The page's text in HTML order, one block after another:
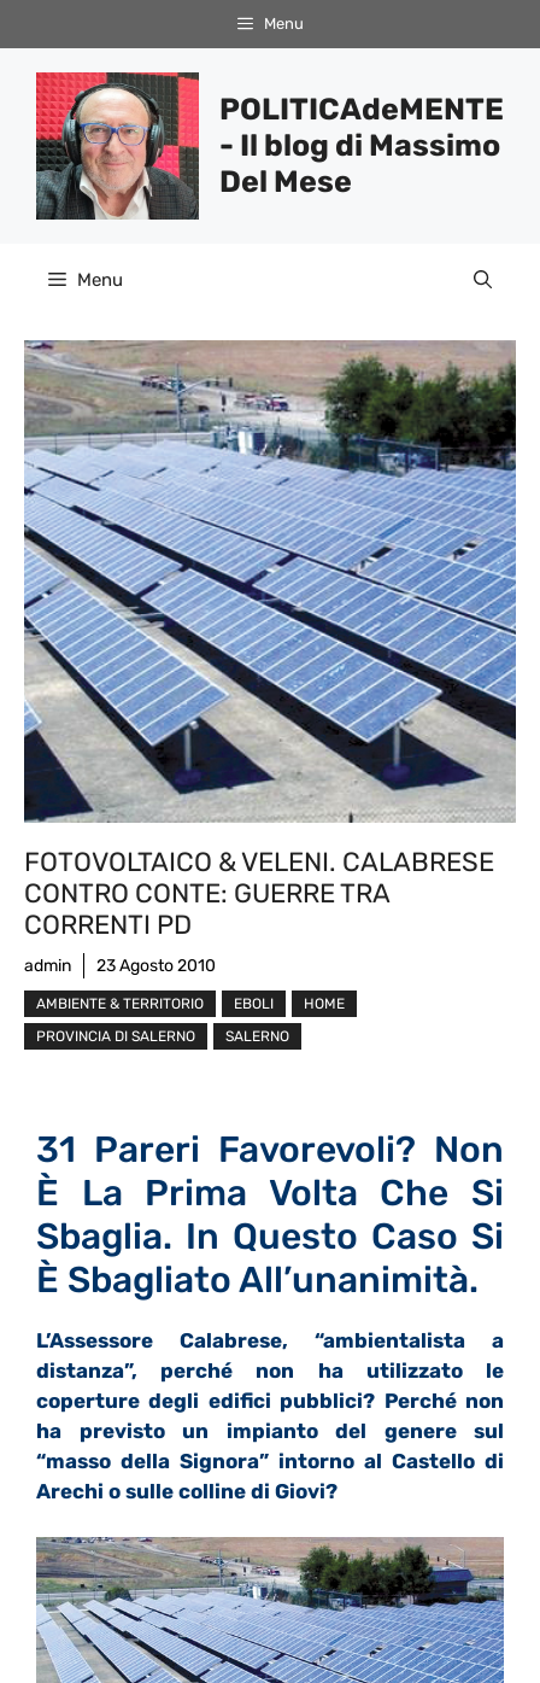
al
contenuto
Menu
POLITICAdeMENTE
- Il blog di Massimo
Del Mese
Menu
FOTOVOLTAICO & VELENI. CALABRESE
CONTRO CONTE: GUERRE TRA
CORRENTI PD
admin 23 Agosto 2010
AMBIENTE & TERRITORIO EBOLI
HOME
PROVINCIA DI SALERNO
SALERNO
31 Pareri Favorevoli? Non
È La Prima Volta Che Si
Sbaglia. In Questo Caso Si
È Sbagliato All’unanimità.
L’Assessore Calabrese, “ambientalista a
distanza”, perché non ha utilizzato le
coperture degli edifici pubblici? Perché non
ha previsto un impianto del genere sul
“masso della Signora” intorno al Castello di
Arechi o sulle colline di Giovi?